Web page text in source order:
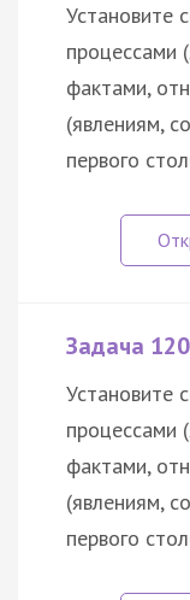
Установите
процессами
фактами,
(явлениям,
первого
Задача 120
Установите
процессами
фактами,
(явлениям,
первого